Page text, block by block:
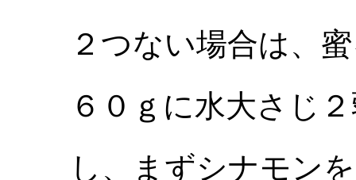
２つない場合は、
６０ｇに水大さじ
し、まずシナモン